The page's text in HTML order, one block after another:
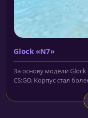
Glock «N7»
За основу модели Glock
CS:GO. Корпус стал